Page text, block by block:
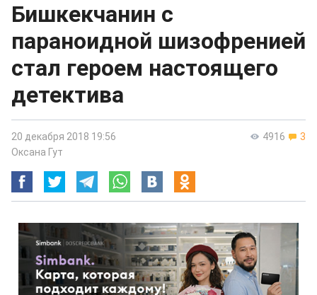
Бишкекчанин с
параноидной шизофренией
стал героем настоящего
детектива
4916 3
20 декабря 2018 19:56
Оксана Гут